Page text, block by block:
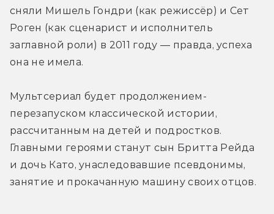
сняли Мишель Гондри (как режиссёр) и Сет
Роген (как сценарист и исполнитель
заглавной роли) в 2011 году — правда, успеха
она не имела.
Мультсериал будет продолжением-
перезапуском классической истории,
рассчитанным на детей и подростков.
Главными героями станут сын Бритта Рейда
и дочь Като, унаследовавшие псевдонимы,
занятие и прокачанную машину своих отцов.